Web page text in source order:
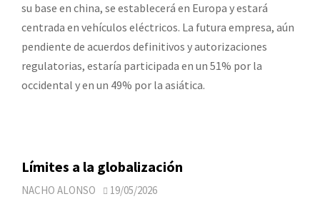
su base en china, se establecerá en Europa y estará
centrada en vehículos eléctricos. La futura empresa, aún
pendiente de acuerdos definitivos y autorizaciones
regulatorias, estaría participada en un 51% por la
occidental y en un 49% por la asiática.
Límites a la globalización
NACHO ALONSO 19/05/2026